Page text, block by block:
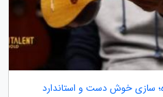
سازی خوش دست و استاندارد